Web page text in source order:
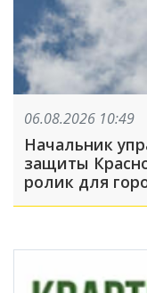
06.08.2026 10:49
Начальник
защиты
ролик для